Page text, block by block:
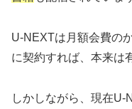
U-NEXTは月額会費の
に契約すれば、本来は
しかしながら、現在U-